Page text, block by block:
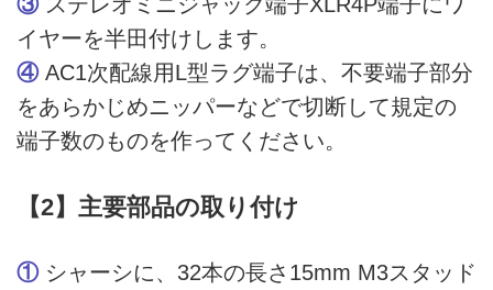
イヤーを半田付けします。
④AC1次配線用L型ラグ端子は、不要端子部分
をあらかじめニッパーなどで切断して規定の
端子数のものを作ってください。
【2】主要部品の取り付け
①シャーシに、32本の長さ15mm M3スタッド